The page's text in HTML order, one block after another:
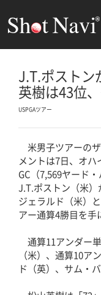
J.T.ポスト
英樹は43位
USPGAツアー
米男子ツアーの
メントは7日、オ
GC（7,569ヤード
J.T.ポストン（米）
ジェラルド（米）
アー通算4勝目を手
通算11アンダー
（米）、通算10ア
ド（英）、サム・